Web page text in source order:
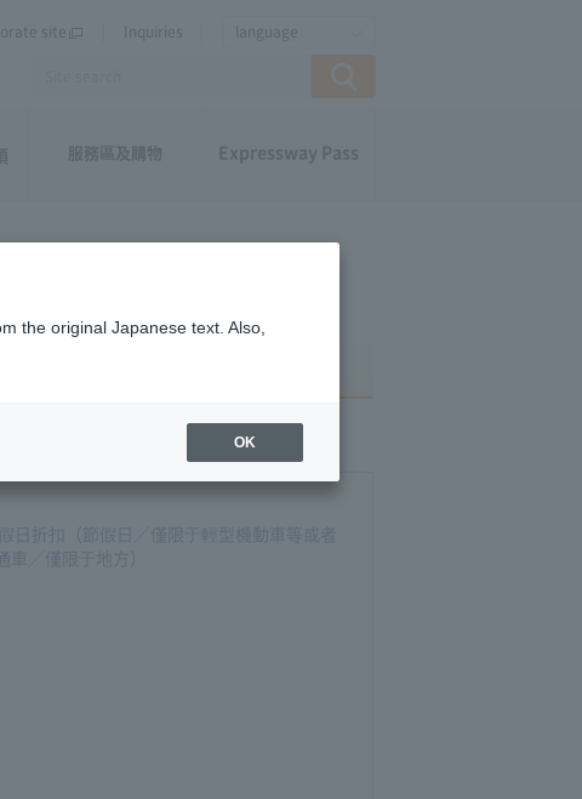
site Inquiries language
服務區及購物 Expressway Pass
日折扣（節假日／僅限于輕型機動車等或者
車／僅限于地方）
the original Japanese text. Also,
OK